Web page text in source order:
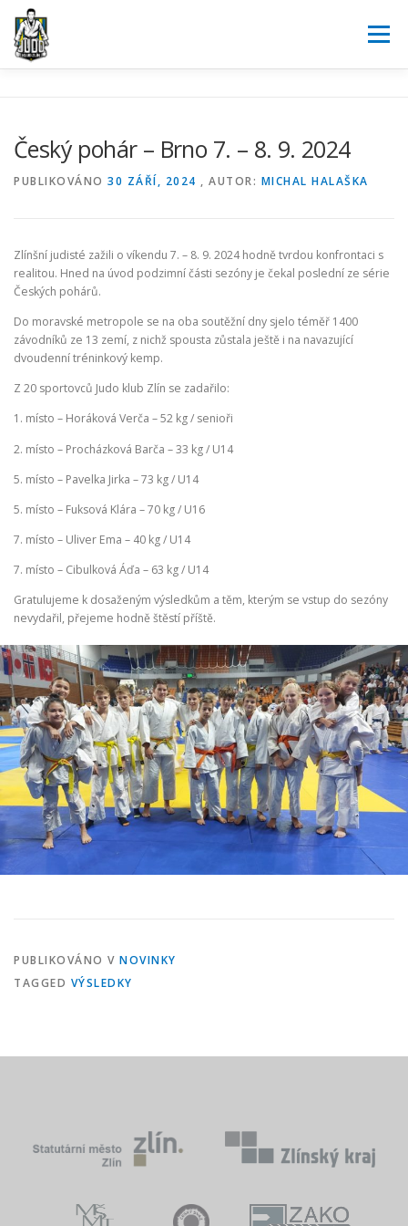
Přeskočit
obsah
Menu
SOUTĚŽE POŘÁDÁME KONTAKT
Český pohár – Brno 7. – 8. 9. 2024
PUBLIKOVÁNO 30 ZÁŘÍ, 2024 , AUTOR: MICHAL HALAŠKA
Zlínšní judisté zažili o víkendu 7. – 8. 9. 2024 hodně tvrdou konfrontaci s
realitou. Hned na úvod podzimní části sezóny je čekal poslední ze série
Českých pohárů.
Do moravské metropole se na oba soutěžní dny sjelo téměř 1400
závodníků ze 13 zemí, z nichž spousta zůstala ještě i na navazující
dvoudenní tréninkový kemp.
Z 20 sportovců Judo klub Zlín se zadařilo:
1. místo – Horáková Verča – 52 kg / senioři
2. místo – Procházková Barča – 33 kg / U14
5. místo – Pavelka Jirka – 73 kg / U14
5. místo – Fuksová Klára – 70 kg / U16
7. místo – Uliver Ema – 40 kg / U14
7. místo – Cibulková Áďa – 63 kg / U14
Gratulujeme k dosaženým výsledkům a těm, kterým se vstup do sezóny
nevydařil, přejeme hodně štěstí příště.
PUBLIKOVÁNO V NOVINKY
TAGGED VÝSLEDKY